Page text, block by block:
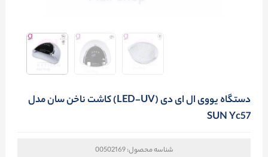
دستگاه یووی ال ای دی (LED-UV) کاشت ناخن سان مدل
SUN Yc57
شناسه محصول:00502169